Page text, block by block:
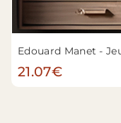
21.07€